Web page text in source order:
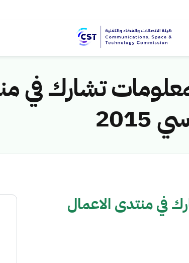
تشارك في
في منتدى الاعمال